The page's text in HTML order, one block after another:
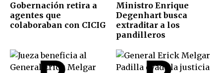
Gobernación retira a
agentes que
colaboraban con CICIG
Ministro Enrique
Degenhart busca
extraditar a los
pandilleros